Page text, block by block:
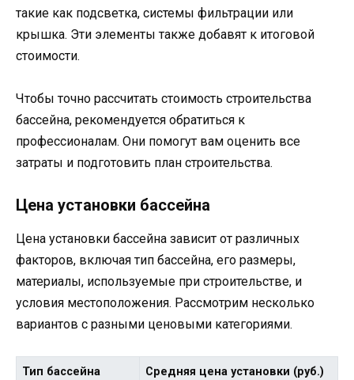
такие как подсветка, системы фильтрации или
крышка. Эти элементы также добавят к итоговой
стоимости.
Чтобы точно рассчитать стоимость строительства
бассейна, рекомендуется обратиться к
профессионалам. Они помогут вам оценить все
затраты и подготовить план строительства.
Цена установки бассейна
Цена установки бассейна зависит от различных
факторов, включая тип бассейна, его размеры,
материалы, используемые при строительстве, и
условия местоположения. Рассмотрим несколько
вариантов с разными ценовыми категориями.
Тип бассейна Средняя цена установки (руб.)